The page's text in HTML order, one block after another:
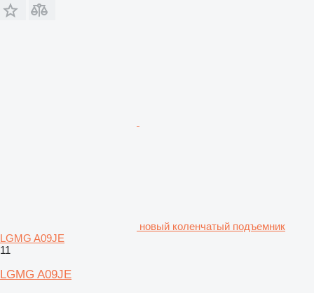
новый коленчатый подъемник
LGMG A09JE
11
LGMG A09JE